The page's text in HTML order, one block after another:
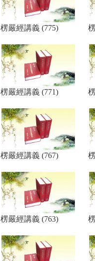
楞嚴經講義 (775)
楞嚴經講義 (771)
楞嚴經講義 (767)
楞嚴經講義 (763)